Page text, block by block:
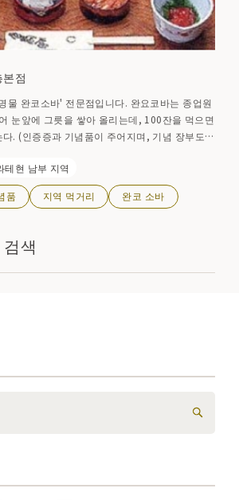
점
바' 전문점입니다. 완요코바는 종업원
눈앞에 그릇을 쌓아 올리는데, 100잔을 먹으면
. (인증증과 기념품이 주어지며, 기념 장부도
고 한다.
테현 남부 지역
품 지역 먹거리 완코 소바
색